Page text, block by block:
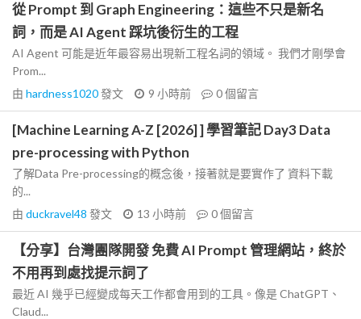
從 Prompt 到 Graph Engineering：這些不只是新名
詞，而是 AI Agent 踩坑後衍生的工程
AI Agent 可能是近年最容易出現新工程名詞的領域。 我們才剛學會
Prom...
由 hardness1020發文 9 小時前 0個留言
[Machine Learning A-Z [2026] ] 學習筆記 Day3 Data
pre-processing with Python
了解Data Pre-processing的概念後，接著就是要實作了 資料下載
的...
由 duckravel48 發文 13 小時前 0個留言
【分享】台灣團隊開發 免費 AI Prompt 管理網站，終於
不用再到處找提示詞了
最近 AI 幾乎已經變成每天工作都會用到的工具。像是 ChatGPT、
Claud...